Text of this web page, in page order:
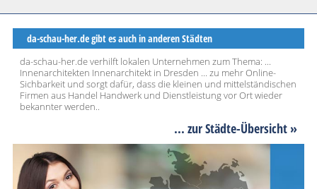
da-schau-her.de gibt es auch in anderen Städten
da-schau-her.de verhilft lokalen Unternehmen zum Thema: ...
Innenarchitekten Innenarchitekt in Dresden ... zu mehr Online-
Sichbarkeit und sorgt dafür, dass die kleinen und mittelständischen
Firmen aus Handel Handwerk und Dienstleistung vor Ort wieder
bekannter werden..
... zur Städte-Übersicht »